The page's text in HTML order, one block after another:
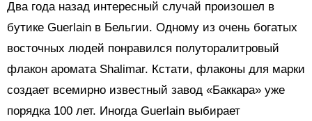
Два года назад интересный случай произошел в
бутике Guerlain в Бельгии. Одному из очень богатых
восточных людей понравился полуторалитровый
флакон аромата Shalimar. Кстати, флаконы для марки
создает всемирно известный завод «Баккара» уже
порядка 100 лет. Иногда Guerlain выбирает